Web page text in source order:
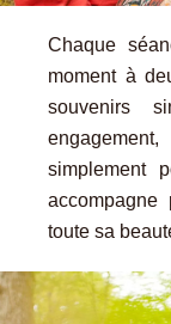
Chaque
moment à
souvenirs
simplement
accompagne
toute sa